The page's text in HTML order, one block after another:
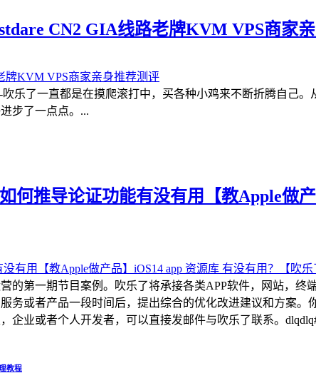
CN2 GIA线路老牌KVM VPS商家
乐了一直都是在摸爬滚打中，买各种小鸡来不断折腾自己
步了一点点。...
何推导论证功能有没有用【教Apple做
的第一期节目案例。吹乐了将承接各类APP软件，网站，
务或者产品一段时间后，提出综合的优化改进建议和方案
企业或者个人开发者，可以直接发邮件与吹乐了联系。
教程